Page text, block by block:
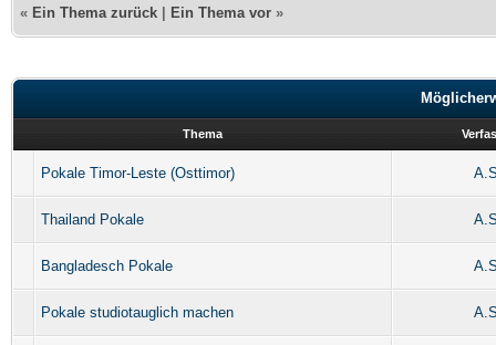
« Ein Thema zurück Ein Thema vor »
Thema
Pokale Timor-Leste (Osttimor)
Thailand Pokale
Bangladesch Pokale
Pokale studiotauglich machen